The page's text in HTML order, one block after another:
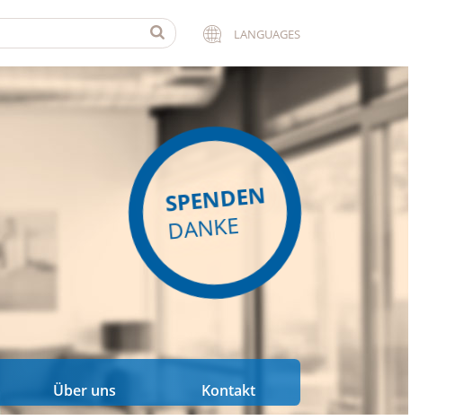
LANGUAGES
SPENDEN
DANKE
Über uns Kontakt